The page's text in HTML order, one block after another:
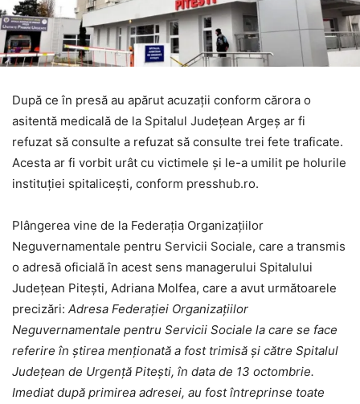
După ce în presă au apărut acuzații conform cărora o
asitentă medicală de la Spitalul Județean Argeș ar fi
refuzat să consulte a refuzat să consulte trei fete traficate.
Acesta ar fi vorbit urât cu victimele și le-a umilit pe holurile
instituției spitalicești, conform presshub.ro.
Plângerea vine de la Federația Organizațiilor
Neguvernamentale pentru Servicii Sociale, care a transmis
o adresă oficială în acest sens managerului Spitalului
Județean Pitești, Adriana Molfea, care a avut următoarele
precizări: Adresa Federației Organizațiilor
Neguvernamentale pentru Servicii Sociale la care se face
referire în știrea menționată a fost trimisă și către Spitalul
Județean de Urgență Pitești, în data de 13 octombrie.
Imediat după primirea adresei, au fost întreprinse toate